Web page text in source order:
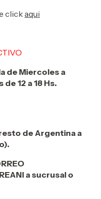
clickaqui
de Miercoles a
12 a 18 Hs.
de Argentina a
a sucrusal o